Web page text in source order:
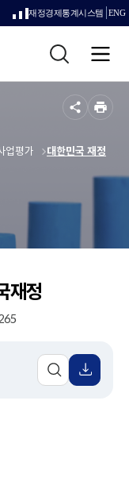
새
으
림
재정경제통계시스템 ENG
검
전
체
뉴
업평가
메
이
대한민국 재정
공
인
재정